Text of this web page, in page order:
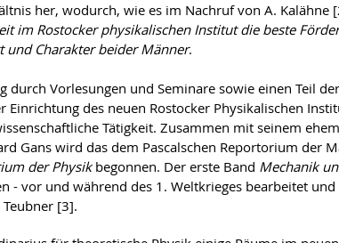
her, wodurch, wie es im Nachruf von A. Kalähne
im Rostocker physikalischen Institut die beste
und Charakter beider Männer.
durch Vorlesungen und Seminare sowie einen Teil
Einrichtung des neuen Rostocker Physikalischen
Tätigkeit. Zusammen mit seinem
Gans wird das dem Pascalschen Reportorium der
der Physikbegonnen. Der erste Band Mechanik
- vor und während des 1. Weltkrieges bearbeitet
[3].